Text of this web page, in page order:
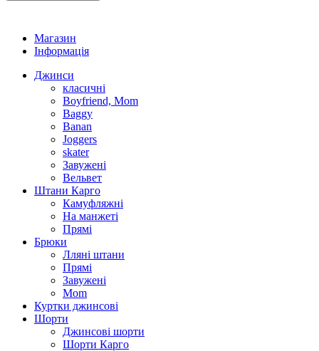
Магазин
Інформація
Джинси
класичні
Boyfriend, Mom
Baggy
Banan
Joggers
skater
Завужені
Вельвет
Штани Карго
Камуфляжні
На манжеті
Прямі
Брюки
Лляні штани
Прямі
Завужені
Mom
Куртки джинсові
Шорти
Джинсові шорти
Шорти Карго